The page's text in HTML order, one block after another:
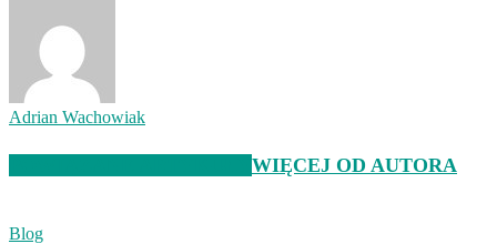
Adrian Wachowiak
WIĘCEJ OD AUTORA
Blog